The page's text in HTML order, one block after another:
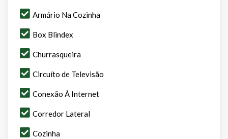
Armário Na Cozinha
Box Blindex
Churrasqueira
Circuíto de Televisão
Conexão À Internet
Corredor Lateral
Cozinha